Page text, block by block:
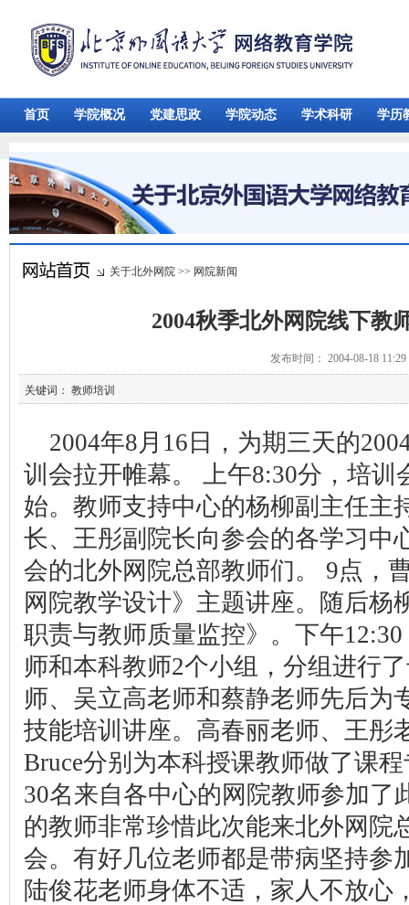
首页 学院概况 党建思政 学院动态 学术科研 学历
关于北外网院 >> 网院新闻
2004秋季北外网院线下教
发布时间： 2004-08-18
关键词： 教师培训
2004年8月16日，为期三天的
训会拉开帷幕。 上午8:30分，培
始。教师支持中心的杨柳副主任主
长、王彤副院长向参会的各学习中
会的北外网院总部教师们。 9点，
网院教学设计》主题讲座。随后杨
职责与教师质量监控》。下午
师和本科教师2个小组，分组进行
师、吴立高老师和蔡静老师先后为
技能培训讲座。高春丽老师、王彤
Bruce分别为本科授课教师做了课
30名来自各中心的网院教师参加了
的教师非常珍惜此次能来北外网院
会。有好几位老师都是带病坚持参
陆俊花老师身体不适，家人不放心